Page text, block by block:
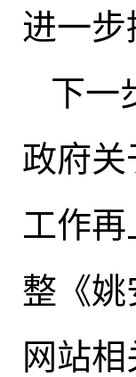
进一步
下一
政府
工作
整《
网站